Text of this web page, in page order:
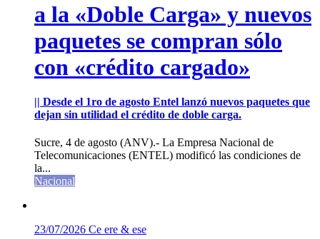
a la «Doble Carga» y nuevos
paquetes se compran sólo
con «crédito cargado»
|| Desde el 1ro de agosto Entel lanzó nuevos paquetes que
dejan sin utilidad el crédito de doble carga.
Sucre, 4 de agosto (ANV).- La Empresa Nacional de
Telecomunicaciones (ENTEL) modificó las condiciones de
la...
Nacional
23/07/2026 Ce ere & ese